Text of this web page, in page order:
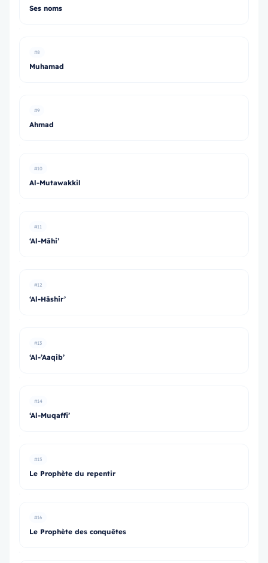
Ses noms
#8
Muhamad
#9
Ahmad
#10
Al-Mutawakkil
#11
‘Al-Māhi’
#12
‘Al-Hāshir’
#13
‘Al-’Aaqib’
#14
‘Al-Muqaffi’
#15
Le Prophète du repentir
#16
Le Prophète des conquêtes